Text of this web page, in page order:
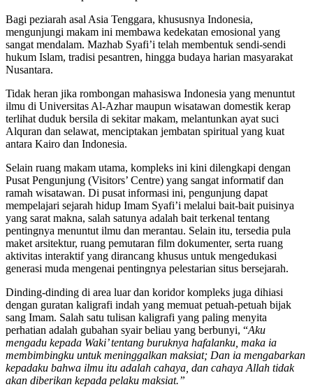
Bagi peziarah asal Asia Tenggara, khususnya Indonesia,
mengunjungi makam ini membawa kedekatan emosional yang
sangat mendalam. Mazhab Syafi’i telah membentuk sendi-sendi
hukum Islam, tradisi pesantren, hingga budaya harian masyarakat
Nusantara.
Tidak heran jika rombongan mahasiswa Indonesia yang menuntut
ilmu di Universitas Al-Azhar maupun wisatawan domestik kerap
terlihat duduk bersila di sekitar makam, melantunkan ayat suci
Alquran dan selawat, menciptakan jembatan spiritual yang kuat
antara Kairo dan Indonesia.
Selain ruang makam utama, kompleks ini kini dilengkapi dengan
Pusat Pengunjung (Visitors’ Centre) yang sangat informatif dan
ramah wisatawan. Di pusat informasi ini, pengunjung dapat
mempelajari sejarah hidup Imam Syafi’i melalui bait-bait puisinya
yang sarat makna, salah satunya adalah bait terkenal tentang
pentingnya menuntut ilmu dan merantau. Selain itu, tersedia pula
maket arsitektur, ruang pemutaran film dokumenter, serta ruang
aktivitas interaktif yang dirancang khusus untuk mengedukasi
generasi muda mengenai pentingnya pelestarian situs bersejarah.
Dinding-dinding di area luar dan koridor kompleks juga dihiasi
dengan guratan kaligrafi indah yang memuat petuah-petuah bijak
sang Imam. Salah satu tulisan kaligrafi yang paling menyita
perhatian adalah gubahan syair beliau yang berbunyi, “Aku
mengadu kepada Waki’ tentang buruknya hafalanku, maka ia
membimbingku untuk meninggalkan maksiat; Dan ia mengabarkan
kepadaku bahwa ilmu itu adalah cahaya, dan cahaya Allah tidak
akan diberikan kepada pelaku maksiat.”